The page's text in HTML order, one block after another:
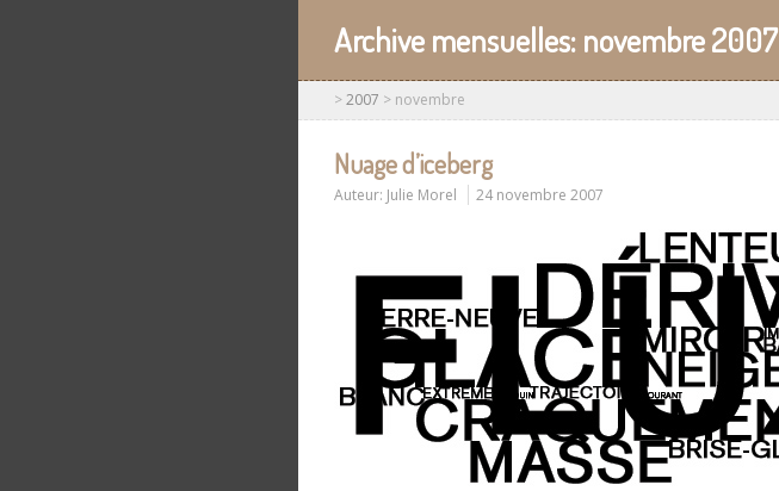
Archive mensuelles: novembre 2007
>2007 > novembre
Nuage d’iceberg
Auteur: Julie Morel 24 novembre 2007